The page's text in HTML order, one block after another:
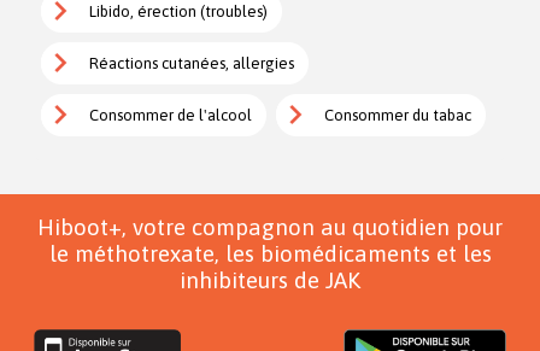
Libido, érection (troubles)
Réactions cutanées, allergies
Consommer de l'alcool Consommer du tabac
Hiboot+, votre compagnon au quotidien pour
le méthotrexate, les biomédicaments et les
inhibiteurs de JAK